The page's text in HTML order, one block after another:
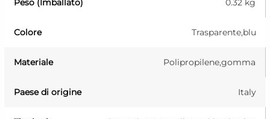
Peso (Imballato) 0.32 kg
Colore Trasparente,blu
Materiale Polipropilene,gomma
Paese di origine Italy